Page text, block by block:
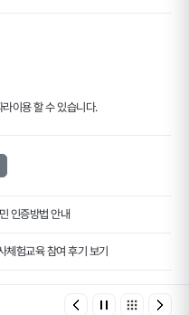
이용 할 수 있습니다.
인증방법 안내
험교육 참여 후기 보기